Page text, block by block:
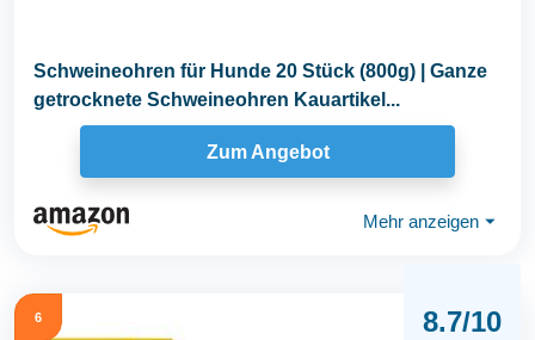
Schweineohren für Hunde 20 Stück (800g) | Ganze
getrocknete Schweineohren Kauartikel...
Zum Angebot
Mehr anzeigen ⏷
6 8.7/10